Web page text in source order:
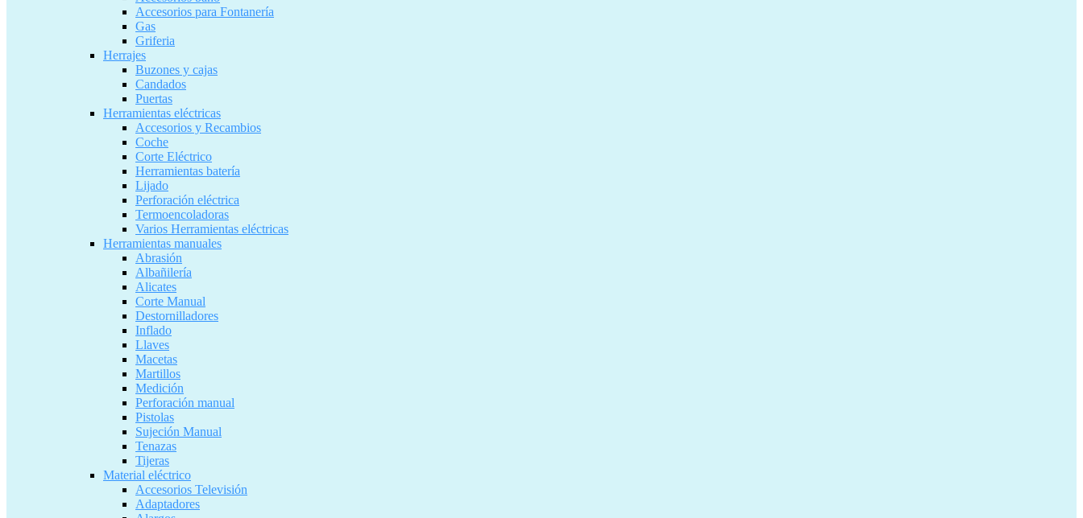
Accesorios para Fontanería
Gas
Griferia
Herrajes
Buzones y cajas
Candados
Puertas
Herramientas eléctricas
Accesorios y Recambios
Coche
Corte Eléctrico
Herramientas batería
Lijado
Perforación eléctrica
Termoencoladoras
Varios Herramientas eléctricas
Herramientas manuales
Abrasión
Albañilería
Alicates
Corte Manual
Destornilladores
Inflado
Llaves
Macetas
Martillos
Medición
Perforación manual
Pistolas
Sujeción Manual
Tenazas
Tijeras
Material eléctrico
Accesorios Televisión
Adaptadores